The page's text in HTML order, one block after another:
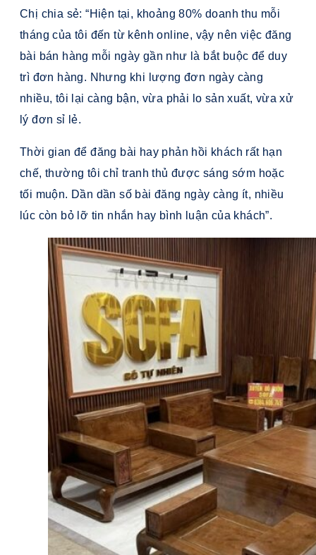
Chị chia sẻ: “Hiện tại, khoảng 80% doanh thu mỗi
tháng của tôi đến từ kênh online, vậy nên việc đăng
bài bán hàng mỗi ngày gần như là bắt buộc để duy
trì đơn hàng. Nhưng khi lượng đơn ngày càng
nhiều, tôi lại càng bận, vừa phải lo sản xuất, vừa xử
lý đơn sỉ lẻ.
Thời gian để đăng bài hay phản hồi khách rất hạn
chế, thường tôi chỉ tranh thủ được sáng sớm hoặc
tối muộn. Dần dần số bài đăng ngày càng ít, nhiều
lúc còn bỏ lỡ tin nhắn hay bình luận của khách”.